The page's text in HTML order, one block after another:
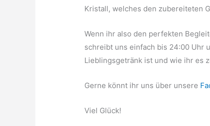
Kristall, welches den zubereiteten
Wenn ihr also den perfekten
schreibt uns einfach bis 24:00 Uhr
Lieblingsgetränk ist und wie ihr es
Gerne könnt ihr uns über unsere
Viel Glück!